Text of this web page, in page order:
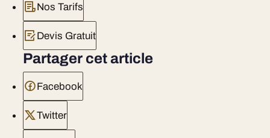
Nos Tarifs
Devis Gratuit
Partager cet article
Facebook
Twitter